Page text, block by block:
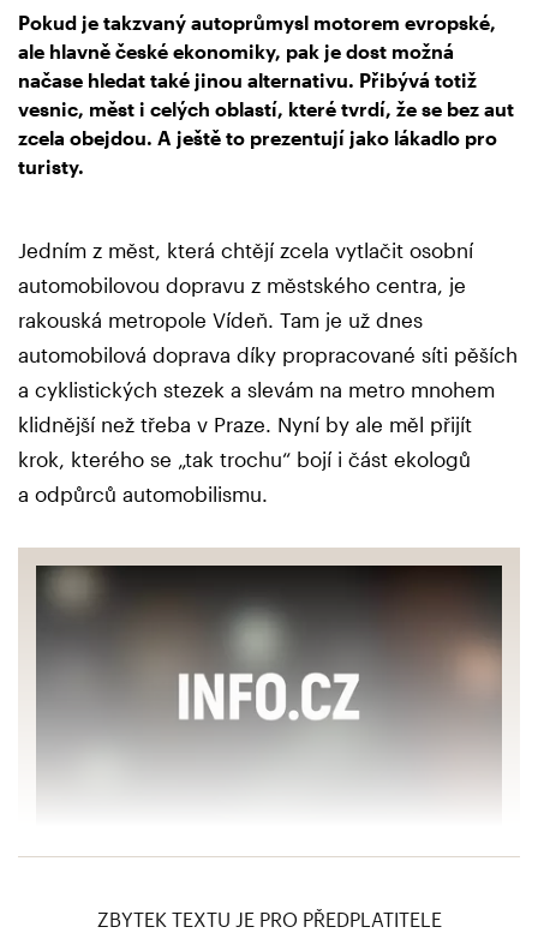
Pokud je takzvaný autoprůmysl motorem evropské,
ale hlavně české ekonomiky, pak je dost možná
načase hledat také jinou alternativu. Přibývá totiž
vesnic, měst i celých oblastí, které tvrdí, že se bez aut
zcela obejdou. A ještě to prezentují jako lákadlo pro
turisty.
Jedním z měst, která chtějí zcela vytlačit osobní
automobilovou dopravu z městského centra, je
rakouská metropole Vídeň. Tam je už dnes
automobilová doprava díky propracované síti pěších
a cyklistických stezek a slevám na metro mnohem
klidnější než třeba v Praze. Nyní by ale měl přijít
krok, kterého se „tak trochu“ bojí i část ekologů
a odpůrců automobilismu.
Schmarcz: Ztrácejí zápaďané chuť k životu?
ZBYTEK TEXTU JE PRO PŘEDPLATITELE